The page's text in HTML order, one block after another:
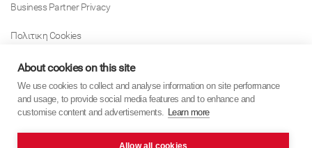
Business Partner Privacy
Πολιτικη Cookies
Modern Slavery Act Policy
Tax Strategy
About cookies on this site
We use cookies to collect and analyse information on site performance
and usage, to provide social media features and to enhance and
customise content and advertisements. Learn more
Allow all cookies